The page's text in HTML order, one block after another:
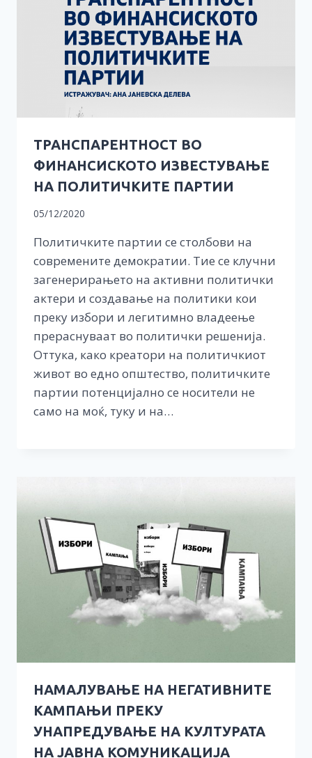
ТРАНСПАРЕНТНОСТ ВО
ФИНАНСИСКОТО ИЗВЕСТУВАЊЕ
НА ПОЛИТИЧКИТЕ ПАРТИИ
05/12/2020
Политичките партии се столбови на
современите демократии. Тие се клучни
загенерирањето на активни политички
актери и создавање на политики кои
преку избори и легитимно владеење
прераснуваат во политички решенија.
Оттука, како креатори на политичкиот
живот во едно општество, политичките
партии потенцијално се носители не
само на моќ, туку и на…
НАМАЛУВАЊЕ НА НЕГАТИВНИТЕ
КАМПАЊИ ПРЕКУ
УНАПРЕДУВАЊЕ НА КУЛТУРАТА
НА ЈАВНА КОМУНИКАЦИЈА